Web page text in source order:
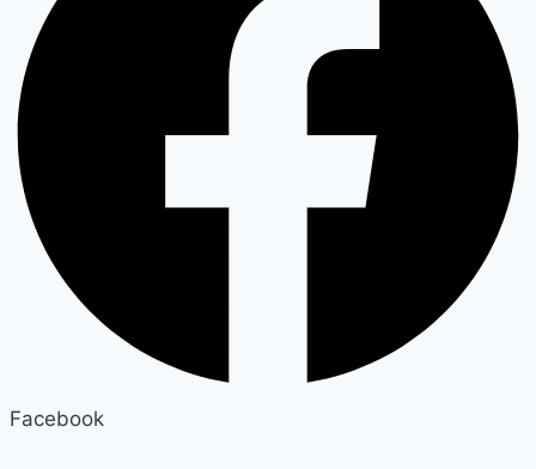
Facebook